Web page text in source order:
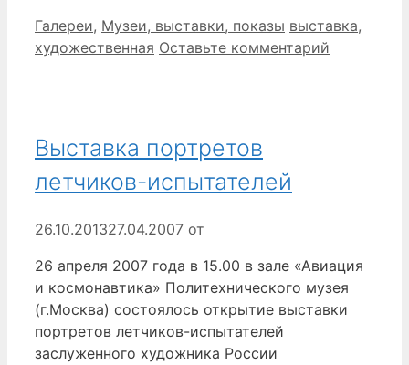
Рубрики
Галереи, Музеи, выставки, показы Метки
выставка,
художественная Оставьте комментарий
Выставка портретов
летчиков-испытателей
26.10.201327.04.2007 от
26 апреля 2007 года в 15.00 в зале «Авиация
и космонавтика» Политехнического музея
(г.Москва) состоялось открытие выставки
портретов летчиков-испытателей
заслуженного художника России